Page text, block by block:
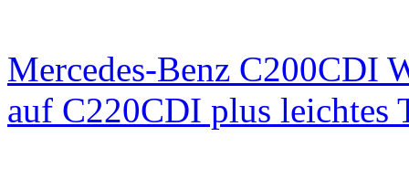
Mercedes-Benz C200CDI
auf C220CDI plus